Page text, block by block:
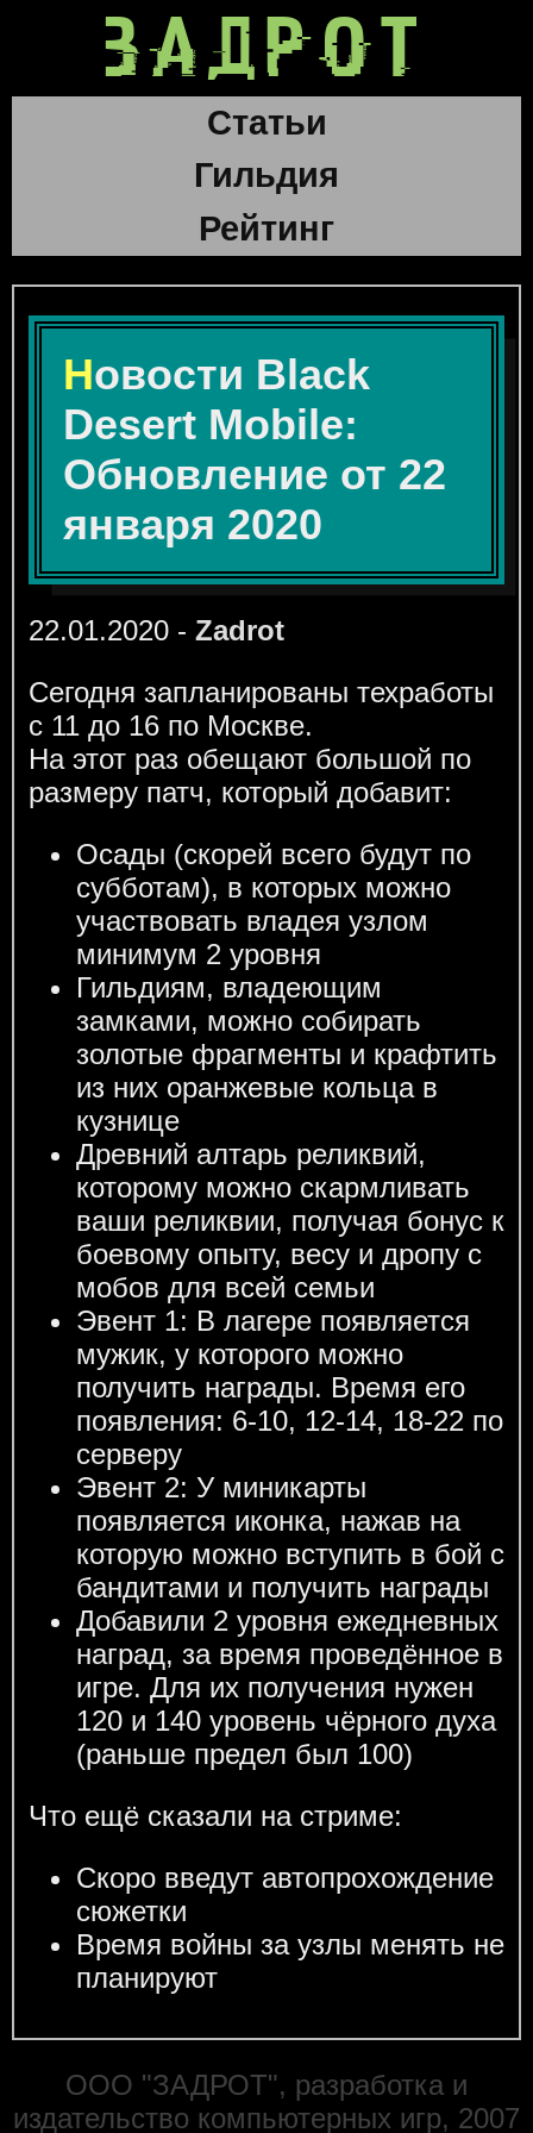
ЗАДРОТ
Статьи
Гильдия
Рейтинг
Новости Black
Desert Mobile:
Обновление от 22
января 2020
22.01.2020 - Zadrot
Сегодня запланированы техработы
с 11 до 16 по Москве.
На этот раз обещают большой по
размеру патч, который добавит:
Осады (скорей всего будут по
субботам), в которых можно
участвовать владея узлом
минимум 2 уровня
Гильдиям, владеющим
замками, можно собирать
золотые фрагменты и крафтить
из них оранжевые кольца в
кузнице
Древний алтарь реликвий,
которому можно скармливать
ваши реликвии, получая бонус к
боевому опыту, весу и дропу с
мобов для всей семьи
Эвент 1: В лагере появляется
мужик, у которого можно
получить награды. Время его
появления: 6-10, 12-14, 18-22 по
серверу
Эвент 2: У миникарты
появляется иконка, нажав на
которую можно вступить в бой с
бандитами и получить награды
Добавили 2 уровня ежедневных
наград, за время проведённое в
игре. Для их получения нужен
120 и 140 уровень чёрного духа
(раньше предел был 100)
Что ещё сказали на стриме:
Скоро введут автопрохождение
сюжетки
Время войны за узлы менять не
планируют
ООО "ЗАДРОТ", разработка и
издательство компьютерных игр, 2007